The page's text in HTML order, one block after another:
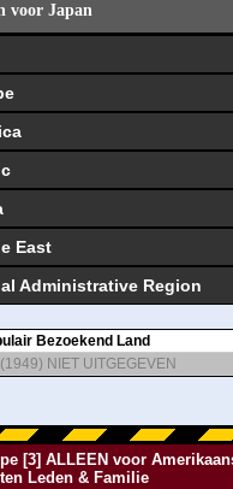
voor Japan
East
Administrative Region
Bezoekend Land
NIET UITGEGEVEN
[3] ALLEEN voor
Leden & Familie